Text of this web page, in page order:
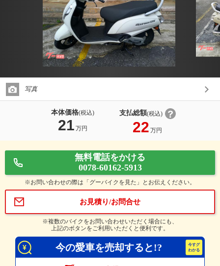
写真
本体価格(税込)
21 万円
支払総額(税込)
22 万円
無料電話をかける
0078-60162-5913
※お問い合わせの際は「グーバイクを見た」とお伝えください。
お見積り/お問合せ
※複数のバイクをお問い合わせいただく場合にも、
上記のボタンをご利用いただくと便利です。
今の愛車を売却すると!?